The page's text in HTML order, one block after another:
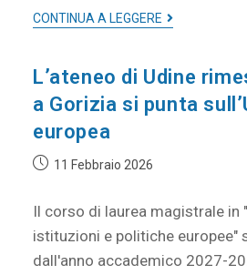
CONTINUA A LEGGERE
L’ateneo di Udine
a Gorizia si punta
europea
11 Febbraio 2026
Il corso di laurea magistrale in
istituzioni e politiche europee"
dall'anno accademico 2027-